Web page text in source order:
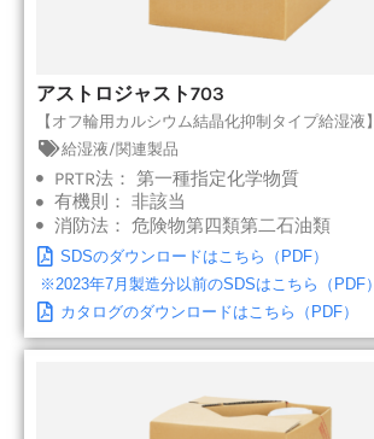
アストロジャスト703
【オフ輪用カルシウム結晶化抑制タイプ給湿液】
給湿液/関連製品
PRTR法： 第一種指定化学物質
有機則： 非該当
消防法： 危険物第四類第二石油類
SDSのダウンロードはこちら（PDF）
※2023年7月製造分以前のSDSはこちら（PDF）
カタログのダウンロードはこちら（PDF）